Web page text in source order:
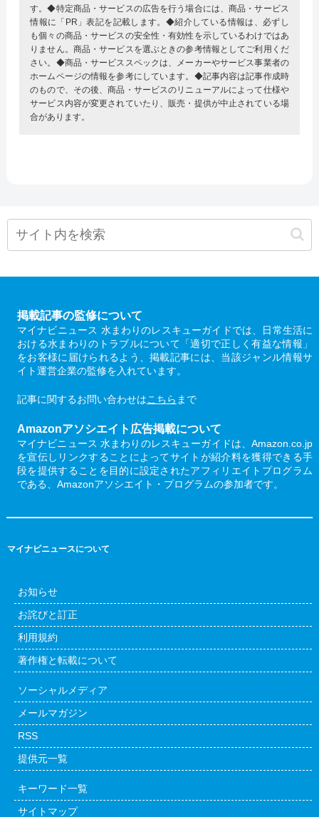
す。◆特定商品・サービスの広告を行う場合には、商品・サービス
情報に「PR」表記を記載します。◆紹介している情報は、必ずし
も個々の商品・サービスの安全性・有効性を示しているわけではあ
りません。商品・サービスを選ぶときの参考情報としてご利用くだ
さい。◆商品・サービススペックは、メーカーやサービス事業者の
ホームページの情報を参考にしています。◆記事内容は記事作成時
のもので、その後、商品・サービスのリニューアルによって仕様や
サービス内容が変更されていたり、販売・提供が中止されている場
合があります。
掲載記事の監修について
マイナビニュース 水まわりのレスキューガイドでは、日常生活に
おける水まわりのトラブルについて「適切で正しく有益な情報」
をお客様に届けられるよう、掲載記事には、当該ジャンル情報サ
イト運営企業の監修を入れています。
記事に関するお問い合わせはこちら まで
Amazonアソシエイト広告掲載について
マイナビニュース 水まわりのレスキューガイドは、Amazon.co.jp
を宣伝しリンクすることによってサイトが紹介料を獲得できる手
段を提供することを目的に設定されたアフィリエイトプログラム
である、Amazonアソシエイト・プログラムの参加者です。
マイナビニュースについて
お知らせ
お詫びと訂正
利用規約
著作権と転載について
ソーシャルメディア
メールマガジン
RSS
提供元一覧
キーワード一覧
サイトマップ